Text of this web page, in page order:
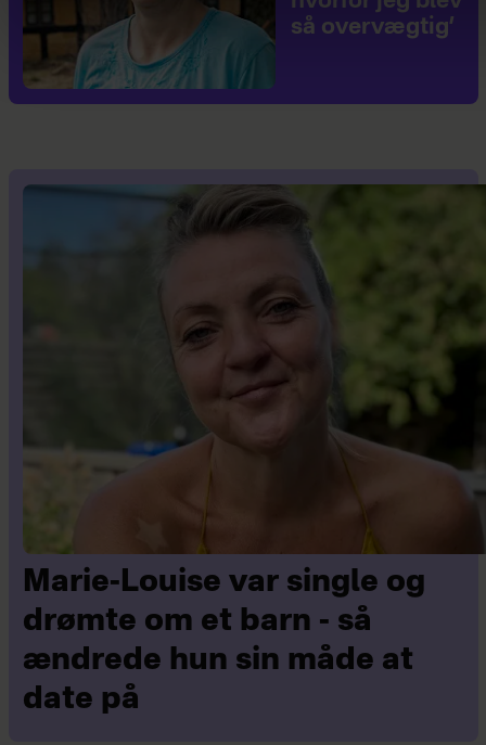
så overvægtig’
Marie-Louise var single og
drømte om et barn - så
ændrede hun sin måde at
date på